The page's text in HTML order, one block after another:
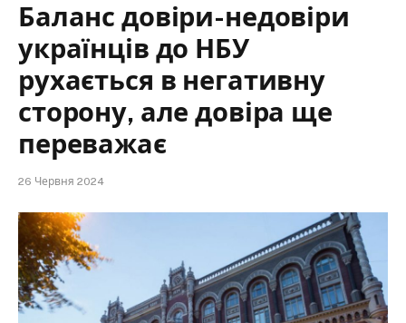
Баланс довіри-недовіри
українців до НБУ
рухається в негативну
сторону, але довіра ще
переважає
26 Червня 2024